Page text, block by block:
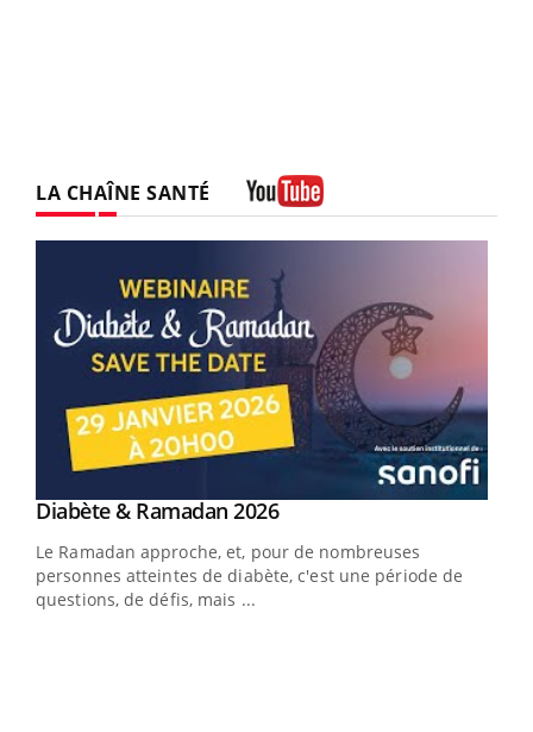
LA CHAÎNE SANTÉ
Youtube
Diabète & Ramadan 2026Youtube
Le Ramadan approche, et, pour de nombreuses
personnes atteintes de diabète, c'est une période de
questions, de défis, mais ...